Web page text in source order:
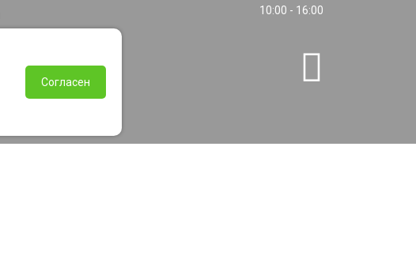
10:00 - 16:00
Согласен